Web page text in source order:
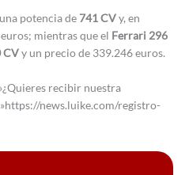
potencia de 741 CVy, en
mientras que el Ferrari 296
CVy un precio de 339.246 euros.
recibir nuestra
news.luike.com/registro-